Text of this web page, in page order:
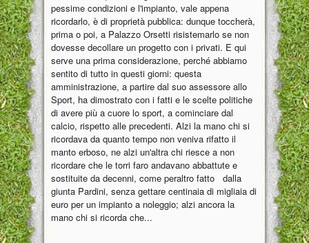
pessime condizioni e l'impianto, vale appena
ricordarlo, è di proprietà pubblica: dunque toccherà,
prima o poi, a Palazzo Orsetti risistemarlo se non
dovesse decollare un progetto con i privati. E qui
serve una prima considerazione, perché abbiamo
sentito di tutto in questi giorni: questa
amministrazione, a partire dal suo assessore allo
Sport, ha dimostrato con i fatti e le scelte politiche
di avere più a cuore lo sport, a cominciare dal
calcio, rispetto alle precedenti. Alzi la mano chi si
ricordava da quanto tempo non veniva rifatto il
manto erboso, ne alzi un'altra chi riesce a non
ricordare che le torri faro andavano abbattute e
sostituite da decenni, come peraltro fatto dalla
giunta Pardini, senza gettare centinaia di migliaia di
euro per un impianto a noleggio; alzi ancora la
mano chi si ricorda che...